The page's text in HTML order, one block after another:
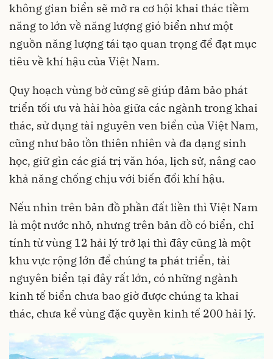
không gian biển sẽ mở ra cơ hội khai thác tiềm
năng to lớn về năng lượng gió biển như một
nguồn năng lượng tái tạo quan trọng để đạt mục
tiêu về khí hậu của Việt Nam.
Quy hoạch vùng bờ cũng sẽ giúp đảm bảo phát
triển tối ưu và hài hòa giữa các ngành trong khai
thác, sử dụng tài nguyên ven biển của Việt Nam,
cũng như bảo tồn thiên nhiên và đa dạng sinh
học, giữ gìn các giá trị văn hóa, lịch sử, nâng cao
khả năng chống chịu với biến đổi khí hậu.
Nếu nhìn trên bản đồ phần đất liền thì Việt Nam
là một nước nhỏ, nhưng trên bản đồ có biển, chỉ
tính từ vùng 12 hải lý trở lại thì đây cũng là một
khu vực rộng lớn để chúng ta phát triển, tài
nguyên biển tại đây rất lớn, có những ngành
kinh tế biển chưa bao giờ được chúng ta khai
thác, chưa kể vùng đặc quyền kinh tế 200 hải lý.